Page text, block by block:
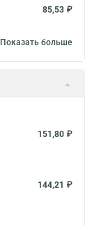
85,53 ₽
Показать больше
151,80 ₽
144,21 ₽